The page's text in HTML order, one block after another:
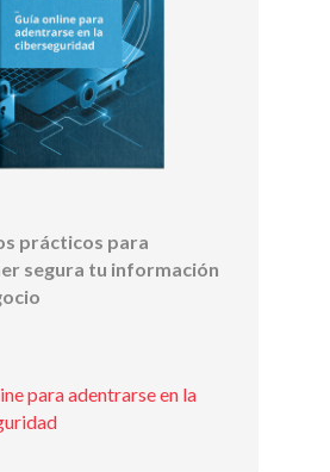
prácticos para
segura tu información
para adentrarse en la